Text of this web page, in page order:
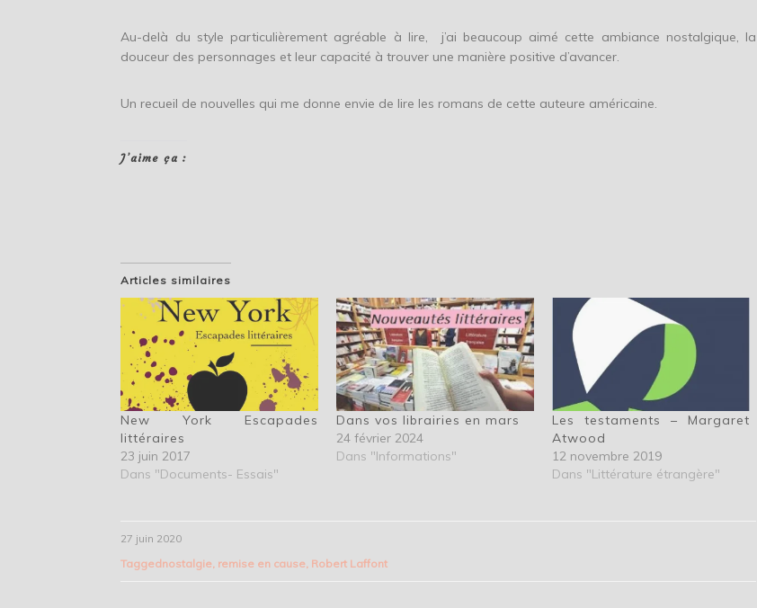
Au-delà du style particulièrement agréable à lire, j’ai beaucoup aimé cette ambiance nostalgique, la
douceur des personnages et leur capacité à trouver une manière positive d’avancer.
Un recueil de nouvelles qui me donne envie de lire les romans de cette auteure américaine.
J’aime ça :
Articles similaires
New York Escapades
littéraires
23 juin 2017
Dans "Documents- Essais"
Dans vos librairies en mars
24 février 2024
Dans "Informations"
Les testaments – Margaret
Atwood
12 novembre 2019
Dans "Littérature étrangère"
27 juin 2020
Taggednostalgie, remise en cause, Robert Laffont